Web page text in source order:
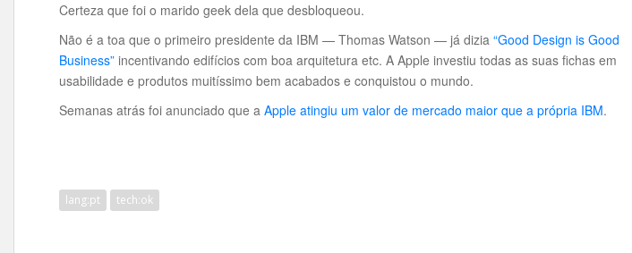
Certeza que foi o marido geek dela que desbloqueou.
Não é a toa que o primeiro presidente da IBM — Thomas Watson — já dizia “Good Design is Good
Business” incentivando edifícios com boa arquitetura etc. A Apple investiu todas as suas fichas em
usabilidade e produtos muitíssimo bem acabados e conquistou o mundo.
Semanas atrás foi anunciado que a Apple atingiu um valor de mercado maior que a própria IBM.
lang:pt tech:ok